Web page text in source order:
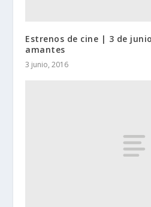
Estrenos de cine | 3 de
amantes
3 junio, 2016